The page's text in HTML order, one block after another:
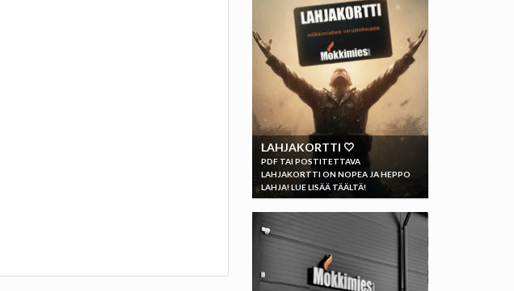
LAHJAKORTTI 🤍
PDF TAI POSTITETTAVA
LAHJAKORTTI ON NOPEA JA HEPPO
LAHJA! LUE LISÄÄ TÄÄLTÄ!